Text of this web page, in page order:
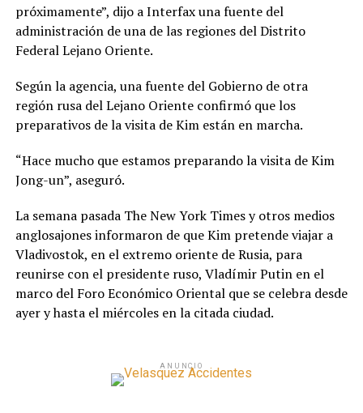
próximamente”, dijo a Interfax una fuente del
administración de una de las regiones del Distrito
Federal Lejano Oriente.
Según la agencia, una fuente del Gobierno de otra
región rusa del Lejano Oriente confirmó que los
preparativos de la visita de Kim están en marcha.
“Hace mucho que estamos preparando la visita de Kim
Jong-un”, aseguró.
La semana pasada The New York Times y otros medios
anglosajones informaron de que Kim pretende viajar a
Vladivostok, en el extremo oriente de Rusia, para
reunirse con el presidente ruso, Vladímir Putin en el
marco del Foro Económico Oriental que se celebra desde
ayer y hasta el miércoles en la citada ciudad.
ANUNCIO